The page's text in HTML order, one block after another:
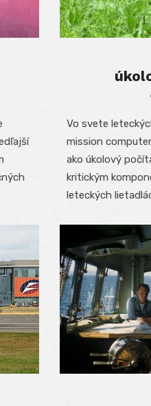
Vo svete
mission
ako úkolový
kritickým
leteckých